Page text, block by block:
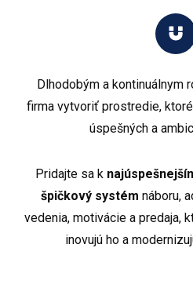
Dlhodobým a kontinuálnym
firma vytvoriť prostredie,
úspešných a
Pridajte sa k
špičkový systém náboru,
vedenia, motivácie a predaja,
inovujú ho a